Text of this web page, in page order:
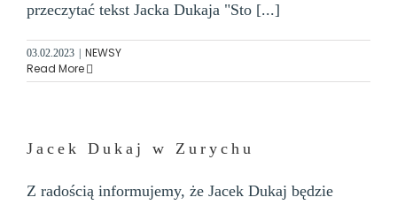
przeczytać tekst Jacka Dukaja "Sto [...]
03.02.2023
NEWSY
Read More
Jacek Dukaj w Zurychu
Z radością informujemy, że Jacek Dukaj będzie